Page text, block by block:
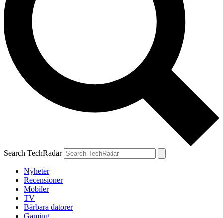
Search TechRadar
Nyheter
Recensioner
Mobiler
TV
Bärbara datorer
Gaming